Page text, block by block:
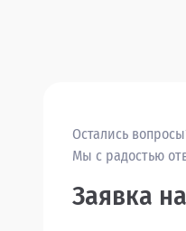
Остались
Мы с радостью
Заявка на